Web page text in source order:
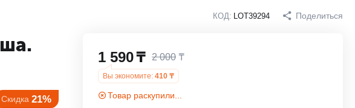
КОД: LOT39294 Поделиться
1 590₸ 2 000 ₸
Вы экономите: 410 ₸
Товар раскупили...